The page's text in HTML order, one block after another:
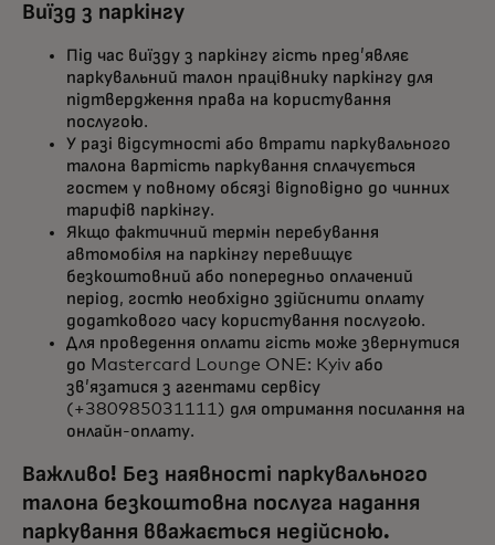
Виїзд з паркінгу
Під час виїзду з паркінгу гість пред’являє
паркувальний талон працівнику паркінгу для
підтвердження права на користування
послугою.
У разі відсутності або втрати паркувального
талона вартість паркування сплачується
гостем у повному обсязі відповідно до чинних
тарифів паркінгу.
Якщо фактичний термін перебування
автомобіля на паркінгу перевищує
безкоштовний або попередньо оплачений
період, гостю необхідно здійснити оплату
додаткового часу користування послугою.
Для проведення оплати гість може звернутися
до Mastercard Lounge ONE: Kyiv або
зв’язатися з агентами сервісу
(+380985031111) для отримання посилання на
онлайн-оплату.
Важливо! Без наявності паркувального
талона безкоштовна послуга надання
паркування вважається недійсною.